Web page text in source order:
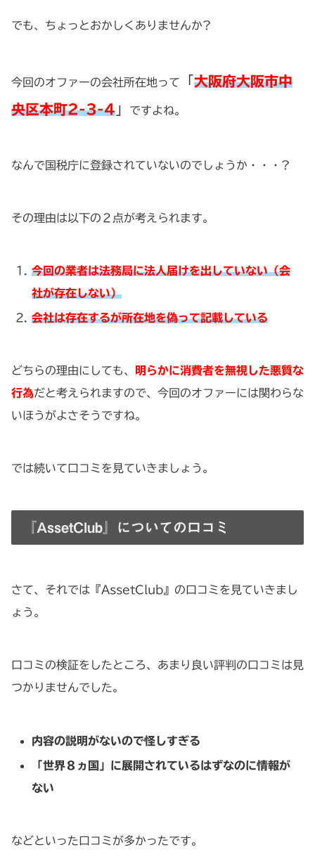
でも、ちょっとおかしくありませんか?
今回のオファーの会社所在地って
大阪府大阪市中
央区本町2-3-4 」 ですよね。
なんで国税庁に登録されていないのでしょうか・・・?
その理由は以下の２点が考えられます。
今回の業者は法務局に法人届けを出していない（会
社が存在しない）
会社は存在するが所在地を偽って記載している
どちらの理由にしても、
明らかに消費者を無視した悪質な
行為だと考えられますので、今回のオファーには関わらな
いほうがよさそうですね。
では続いて口コミを見ていきましょう。
『AssetClub』についての口コミ
さて、それでは『AssetClub』の口コミを見ていきまし
ょう。
口コミの検証をしたところ、あまり良い評判の口コミは見
つかりませんでした。
内容の説明がないので怪しすぎる
「世界８ヵ国」に展開されているはずなのに情報が
ない
などといった口コミが多かったです。